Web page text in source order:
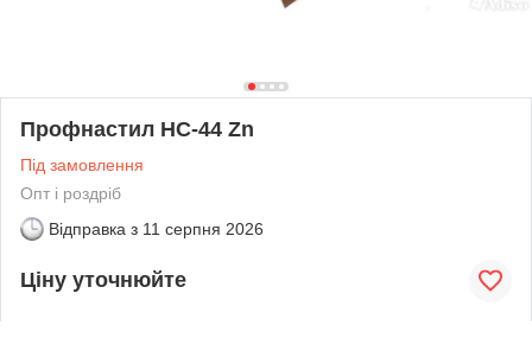
Профнастил НС-44 Zn
Під замовлення
Опт і роздріб
Відправка з 11 серпня 2026
Ціну уточнюйте